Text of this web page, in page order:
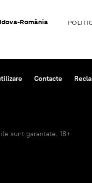
România
Contacte
sunt garantate. 18+